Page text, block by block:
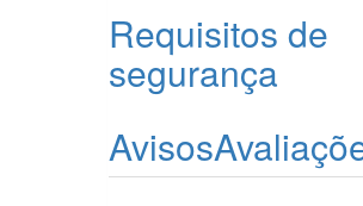
Requisitos de
segurança
Avisos